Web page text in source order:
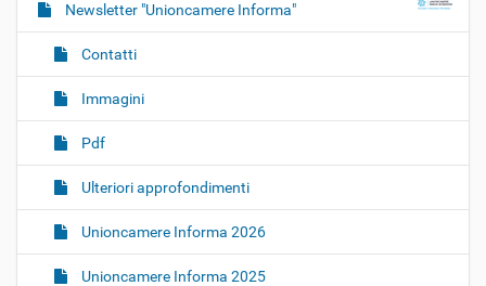
N
g
i
n
Newsletter "Unioncamere Informa"
Contatti
Immagini
Pdf
Ulteriori approfondimenti
Unioncamere Informa 2026
Unioncamere Informa 2025